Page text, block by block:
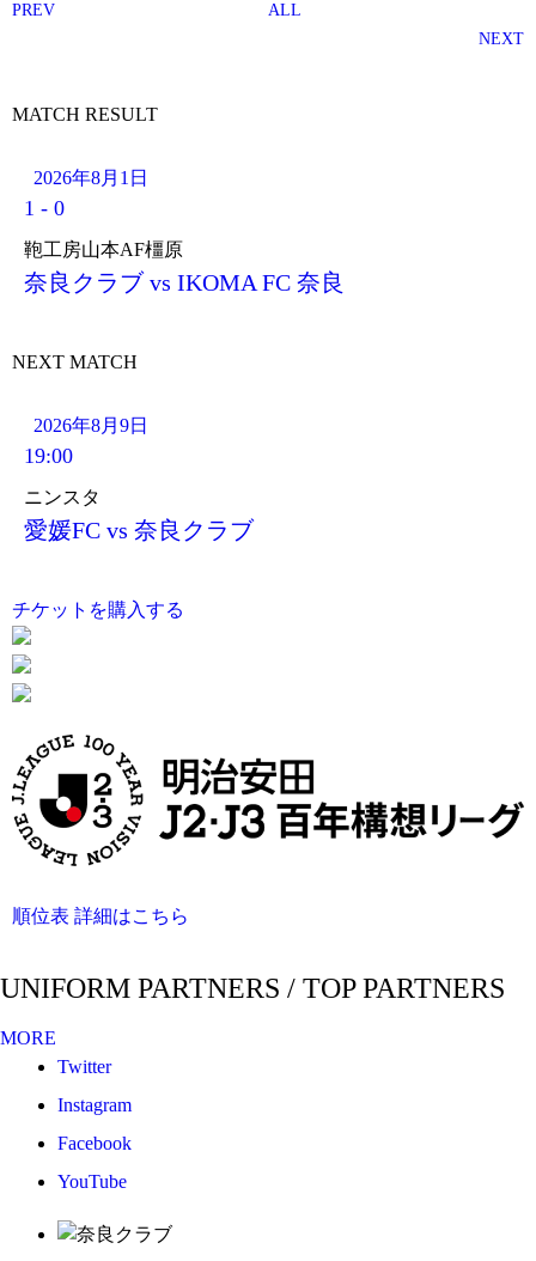
PREV
ALL
NEXT
MATCH RESULT
2026年8月1日
1 - 0
鞄工房山本AF橿原
奈良クラブ vs IKOMA FC 奈良
NEXT MATCH
2026年8月9日
19:00
ニンスタ
愛媛FC vs 奈良クラブ
チケットを購入する
順位表 詳細はこちら
UNIFORM PARTNERS / TOP PARTNERS
MORE
Twitter
Instagram
Facebook
YouTube